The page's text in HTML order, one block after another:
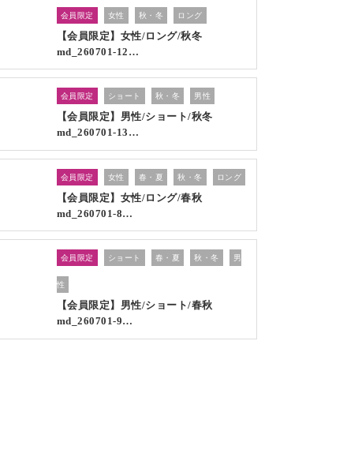
会員限定 女性 秋・冬 ロング
【会員限定】女性/ロング/秋冬
md_260701-12…
会員限定 ショート 秋・冬 男性
【会員限定】男性/ショート/秋冬
md_260701-13…
会員限定 女性 春・夏 秋・冬 ロング
【会員限定】女性/ロング/春秋
md_260701-8…
会員限定 ショート 春・夏 秋・冬 男
性
【会員限定】男性/ショート/春秋
md_260701-9…